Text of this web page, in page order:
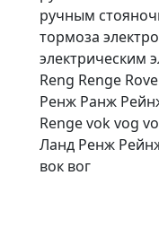
ручным
тормоза
электрическим
Reng Renge
Ренж Ранж
Renge vok vog
Ланд Ренж
вок вог